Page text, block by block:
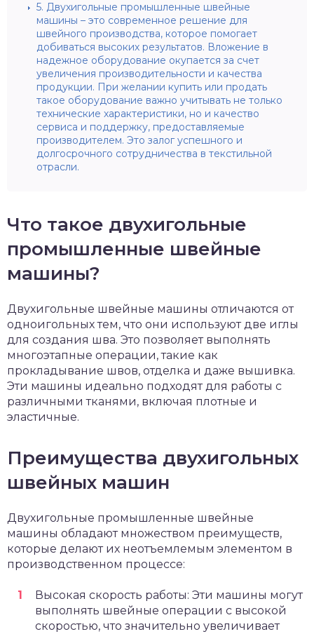
5. Двухигольные промышленные швейные
машины – это современное решение для
швейного производства, которое помогает
добиваться высоких результатов. Вложение в
надежное оборудование окупается за счет
увеличения производительности и качества
продукции. При желании купить или продать
такое оборудование важно учитывать не только
технические характеристики, но и качество
сервиса и поддержку, предоставляемые
производителем. Это залог успешного и
долгосрочного сотрудничества в текстильной
отрасли.
Что такое двухигольные
промышленные швейные
машины?
Двухигольные швейные машины отличаются от
одноигольных тем, что они используют две иглы
для создания шва. Это позволяет выполнять
многоэтапные операции, такие как
прокладывание швов, отделка и даже вышивка.
Эти машины идеально подходят для работы с
различными тканями, включая плотные и
эластичные.
Преимущества двухигольных
швейных машин
Двухигольные промышленные швейные
машины обладают множеством преимуществ,
которые делают их неотъемлемым элементом в
производственном процессе:
Высокая скорость работы: Эти машины могут
выполнять швейные операции с высокой
скоростью, что значительно увеличивает